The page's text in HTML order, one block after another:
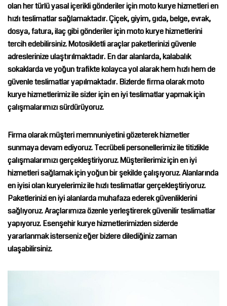
olan her türlü yasal içerikli gönderiler için moto kurye hizmetleri en
hızlı teslimatlar sağlamaktadır. Çiçek, giyim, gıda, belge, evrak,
dosya, fatura, ilaç gibi gönderiler için moto kurye hizmetlerini
tercih edebilirsiniz. Motosikletli araçlar paketlerinizi güvenle
adreslerinize ulaştırılmaktadır. En dar alanlarda, kalabalık
sokaklarda ve yoğun trafikte kolayca yol alarak hem hızlı hem de
güvenle teslimatlar yapılmaktadır. Bizlerde firma olarak moto
kurye hizmetlerimiz ile sizler için en iyi teslimatlar yapmak için
çalışmalarımızı sürdürüyoruz.
Firma olarak müşteri memnuniyetini gözeterek hizmetler
sunmaya devam ediyoruz. Tecrübeli personellerimiz ile titizlikle
çalışmalarımızı gerçekleştiriyoruz. Müşterilerimiz için en iyi
hizmetleri sağlamak için yoğun bir şekilde çalışıyoruz. Alanlarında
en iyisi olan kuryelerimiz ile hızlı teslimatlar gerçekleştiriyoruz.
Paketlerinizi en iyi alanlarda muhafaza ederek güvenliklerini
sağlıyoruz. Araçlarımıza özenle yerleştirerek güvenilir teslimatlar
yapıyoruz.Esenşehir kuryehizmetlerimizden sizlerde
yararlanmak isterseniz eğer bizlere dilediğiniz zaman
ulaşabilirsiniz.